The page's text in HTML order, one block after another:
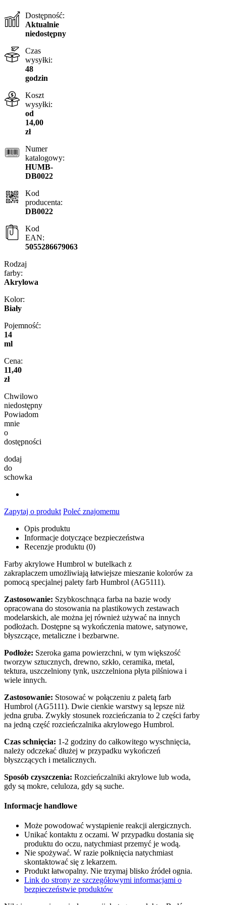
Dostępność:
Aktualnie
niedostępny
Czas
wysyłki:
48
godzin
Koszt
wysyłki:
od
14,00
zł
Numer
katalogowy:
HUMB-
DB0022
Kod
producenta:
DB0022
Kod
EAN:
5055286679063
Rodzaj
farby:
Akrylowa
Kolor:
Biały
Pojemność:
14
ml
Cena:
11,40
zł
Chwilowo
niedostępny
Powiadom
mnie
o
dostępności
dodaj
do
schowka
Zapytaj o produkt Poleć znajomemu
Opis produktu
Informacje dotyczące bezpieczeństwa
Recenzje produktu (0)
Farby akrylowe Humbrol w butelkach z
zakraplaczem umożliwiają łatwiejsze mieszanie kolorów za
pomocą specjalnej palety farb Humbrol (AG5111).
Zastosowanie: Szybkoschnąca farba na bazie wody
opracowana do stosowania na plastikowych zestawach
modelarskich, ale można jej również używać na innych
podłożach. Dostępne są wykończenia matowe, satynowe,
błyszczące, metaliczne i bezbarwne.
Podłoże: Szeroka gama powierzchni, w tym większość
tworzyw sztucznych, drewno, szkło, ceramika, metal,
tektura, uszczelniony tynk, uszczelniona płyta pilśniowa i
wiele innych.
Zastosowanie: Stosować w połączeniu z paletą farb
Humbrol (AG5111). Dwie cienkie warstwy są lepsze niż
jedna gruba. Zwykły stosunek rozcieńczania to 2 części farby
na jedną część rozcieńczalnika akrylowego Humbrol.
Czas schnięcia: 1-2 godziny do całkowitego wyschnięcia,
należy odczekać dłużej w przypadku wykończeń
błyszczących i metalicznych.
Sposób czyszczenia: Rozcieńczalniki akrylowe lub woda,
gdy są mokre, celuloza, gdy są suche.
Informacje handlowe
Może powodować wystąpienie reakcji alergicznych.
Unikać kontaktu z oczami. W przypadku dostania się
produktu do oczu, natychmiast przemyć je wodą.
Nie spożywać. W razie połknięcia natychmiast
skontaktować się z lekarzem.
Produkt łatwopalny. Nie trzymaj blisko źródeł ognia.
Link do strony ze szczegółowymi informacjami o
bezpieczeństwie produktów